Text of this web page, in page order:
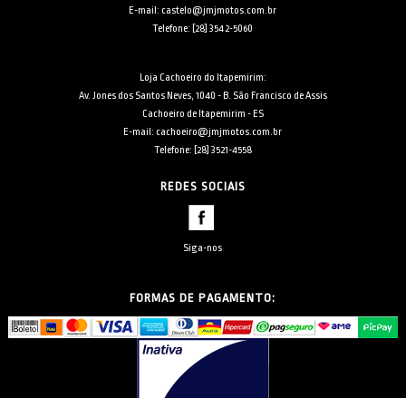
E-mail: castelo@jmjmotos.com.br
Telefone: [28] 3542-5060
Loja Cachoeiro do Itapemirim:
Av. Jones dos Santos Neves, 1040 - B. São Francisco de Assis
Cachoeiro de Itapemirim - ES
E-mail: cachoeiro@jmjmotos.com.br
Telefone: [28] 3521-4558
REDES SOCIAIS
Siga-nos
FORMAS DE PAGAMENTO: